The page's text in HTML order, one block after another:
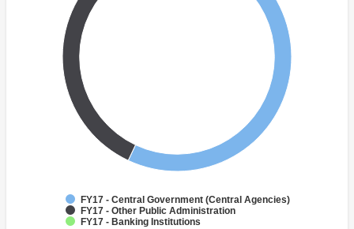
FY17 - Central Government (Central Agencies)
FY17 - Other Public Administration
FY17 - Banking Institutions